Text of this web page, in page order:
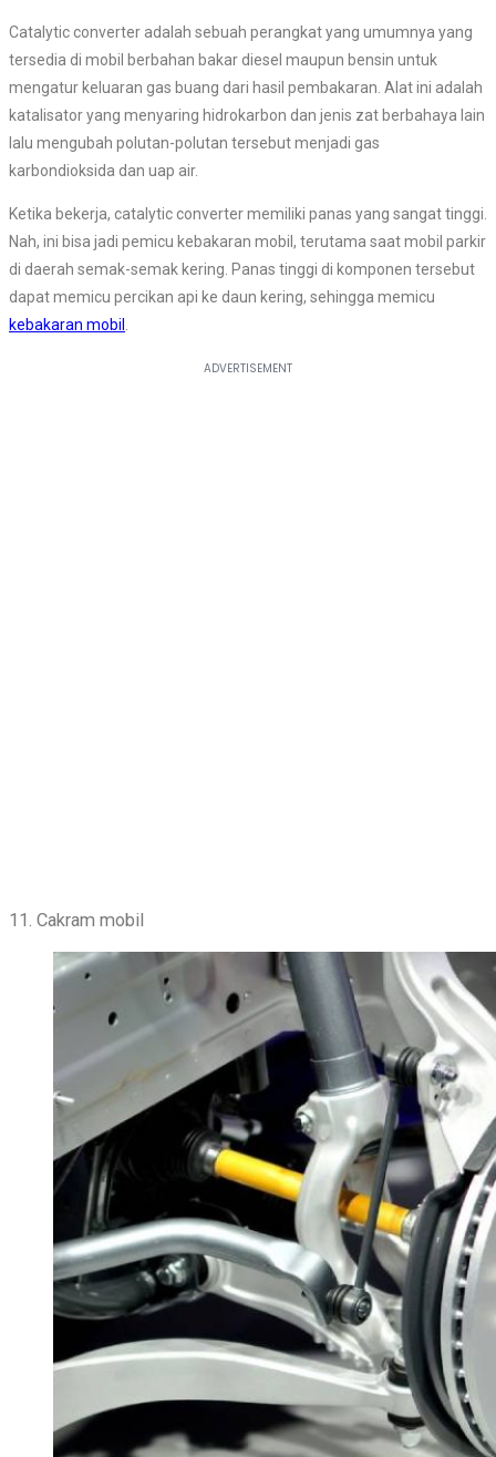
Catalytic converter adalah sebuah perangkat yang umumnya yang
tersedia di mobil berbahan bakar diesel maupun bensin untuk
mengatur keluaran gas buang dari hasil pembakaran. Alat ini adalah
katalisator yang menyaring hidrokarbon dan jenis zat berbahaya lain
lalu mengubah polutan-polutan tersebut menjadi gas
karbondioksida dan uap air.
Ketika bekerja, catalytic converter memiliki panas yang sangat tinggi.
Nah, ini bisa jadi pemicu kebakaran mobil, terutama saat mobil parkir
di daerah semak-semak kering. Panas tinggi di komponen tersebut
dapat memicu percikan api ke daun kering, sehingga memicu
kebakaran mobil .
11. Cakram mobil